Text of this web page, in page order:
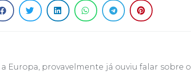
Europa, provavelmente já ouviu falar sobre o